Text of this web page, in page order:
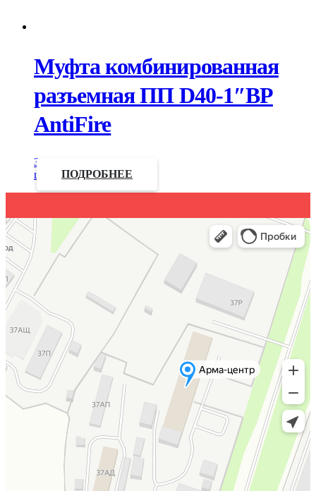
Муфта комбинированная
разъемная ПП D40-1″ВР
AntiFire
Запросить
цену
ПОДРОБНЕЕ